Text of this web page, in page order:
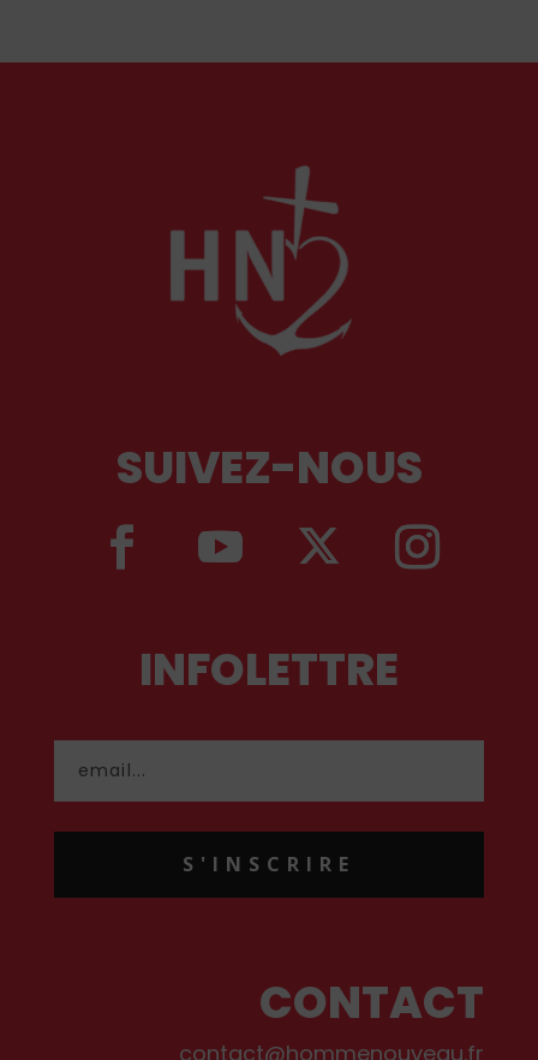
lit l'équilibre singulier d'une royauté en acte,
SUIVEZ-NOUS
INFOLETTRE
S'INSCRIRE
CONTACT
contact@hommenouveau.fr